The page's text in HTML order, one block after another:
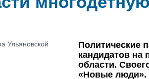
Политические
кандидатов на
области.
«Новые люди».